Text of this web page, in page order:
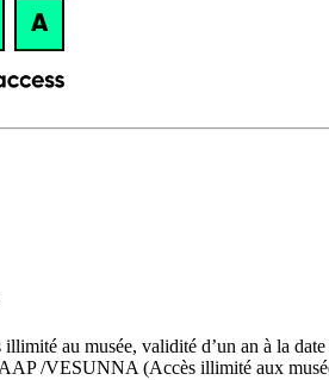
au musée, validité d’un an à la
/VESUNNA (Accès illimité aux